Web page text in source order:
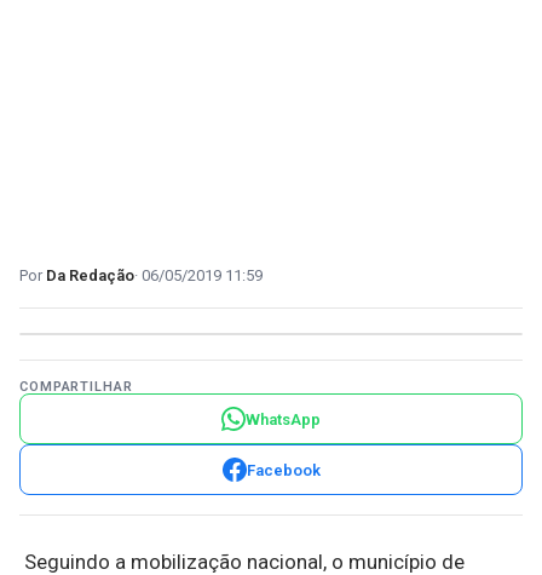
Da Redação 06/05/2019 11:59
COMPARTILHAR
WhatsApp
Facebook
Seguindo a mobilização nacional, o município de